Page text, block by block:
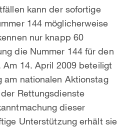
kann der sofortige
144 möglicherweise
nur knapp 60
die Nummer 144 für den
14. April 2009 beteiligt
am nationalen Aktionstag
Rettungsdienste
dieser
Unterstützung erhält sie